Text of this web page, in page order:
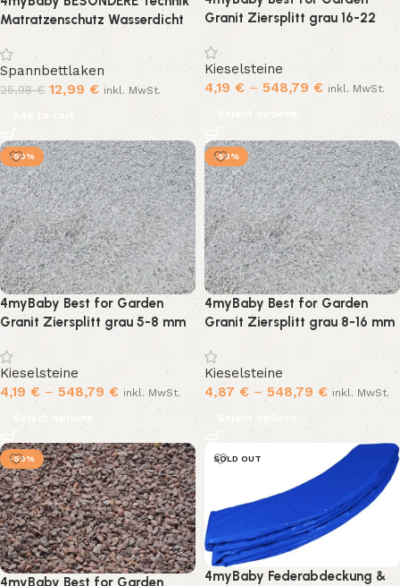
Matratzenschutz Wasserdicht
Matratzenschoner
wasserdichte Betteinlage
Molton (100% Baumwolle)
80×190 cm
Spannbettlaken
25,98€ 12,99 € inkl. MwSt.
Add to cart
Granit Ziersplitt grau 16-22
mm umweltfreundlich klein Kies
Splitt Natur bunt für Beete,
Wege & Gartenteiche Zierkies
10 kg-500 kg zur Auswahl (10
kg)
Kieselsteine
4,19 € – 548,79€ inkl. MwSt.
Select options
-50%
4myBaby Best for Garden
Granit Ziersplitt grau 5-8 mm
umweltfreundlich klein Kies
Splitt Natur bunt für Beete,
Wege & Gartenteiche Zierkies
10 kg-500 kg zur Auswahl (10
kg)
Kieselsteine
4,19 € – 548,79 € inkl. MwSt.
Select options
-50%
4myBaby Best for Garden
Granit Ziersplitt grau 8-16 mm
umweltfreundlich klein Kies
Splitt Natur bunt für Beete,
Wege & Gartenteiche Zierkies
10 kg-500 kg zur Auswahl (10
kg)
Kieselsteine
4,87 € – 548,79 € inkl. MwSt.
Select options
-50%
4myBaby Best for Garden
SOLD OUT
4myBaby Federabdeckung &